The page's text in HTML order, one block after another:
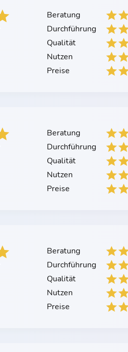
Beratung
Durchführung
Qualität
Nutzen
Preise
Beratung
Durchführung
Qualität
Nutzen
Preise
Beratung
Durchführung
Qualität
Nutzen
Preise